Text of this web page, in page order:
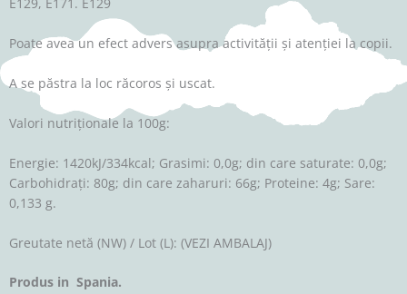
Poate avea un efect advers asupra activității și atenției la copii.
A se păstra la loc răcoros și uscat.
Valori nutriționale la 100g:
Energie: 1420kJ/334kcal; Grasimi: 0,0g; din care saturate: 0,0g;
Carbohidrați: 80g; din care zaharuri: 66g; Proteine: 4g; Sare:
0,133 g.
Greutate netă (NW) / Lot (L): (VEZI AMBALAJ)
Produs in Spania.